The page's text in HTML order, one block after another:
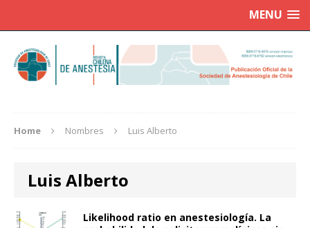
MENU
Home Nombres Luis Alberto
Luis Alberto
Likelihood ratio en anestesiología. La